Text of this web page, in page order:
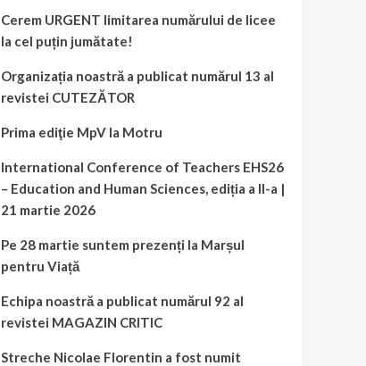
Cerem URGENT limitarea numărului de licee
la cel puțin jumătate!
Organizația noastră a publicat numărul 13 al
revistei CUTEZĂTOR
Prima ediţie MpV la Motru
International Conference of Teachers EHS26
– Education and Human Sciences, ediția a II-a |
21 martie 2026
Pe 28 martie suntem prezenți la Marșul
pentru Viață
Echipa noastră a publicat numărul 92 al
revistei MAGAZIN CRITIC
Streche Nicolae Florentin a fost numit